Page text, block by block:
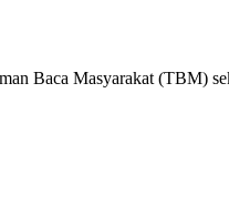
Baca Masyarakat (TBM)